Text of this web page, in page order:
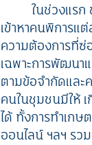
ในช่วงแรก
เข้าหาคนพิการแ
ความต้องการที่ซ่
เฉพาะการพัฒนา
ตามข้อจำกัดและ
คนในชุมชนมีให้
ได้ ทั้งการทำเก
ออนไลน์ ฯลฯ รว